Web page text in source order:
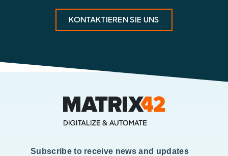
KONTAKTIEREN SIE UNS
Subscribe to receive news and updates